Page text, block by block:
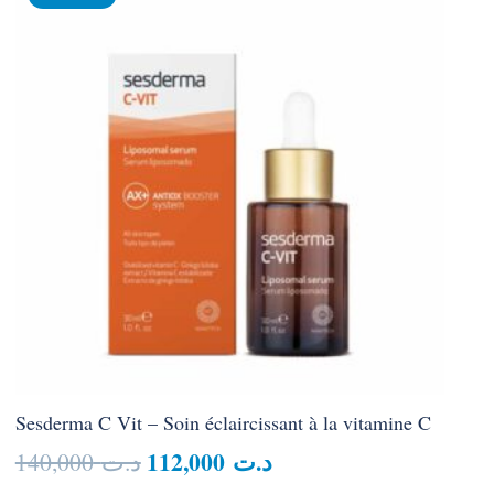
Sesderma C Vit – Soin éclaircissant à la vitamine C
د.ت140,000
Le
د.ت 112,000
Le